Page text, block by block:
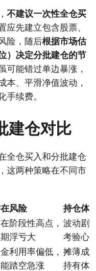
不建议一次性全仓买
应先建立包含股票、
险，随后根据市场估
）决定分批建仓的节
可能错过单边暴涨，
本、平滑净值波动，
手续费。
建仓对比
全仓买入和分批建仓
这两种策略在不同市
风险 持仓体
阶段性高点，
浮亏大
波动剧
考验心
利用率偏低，
踏空急涨
摊薄成
持有体